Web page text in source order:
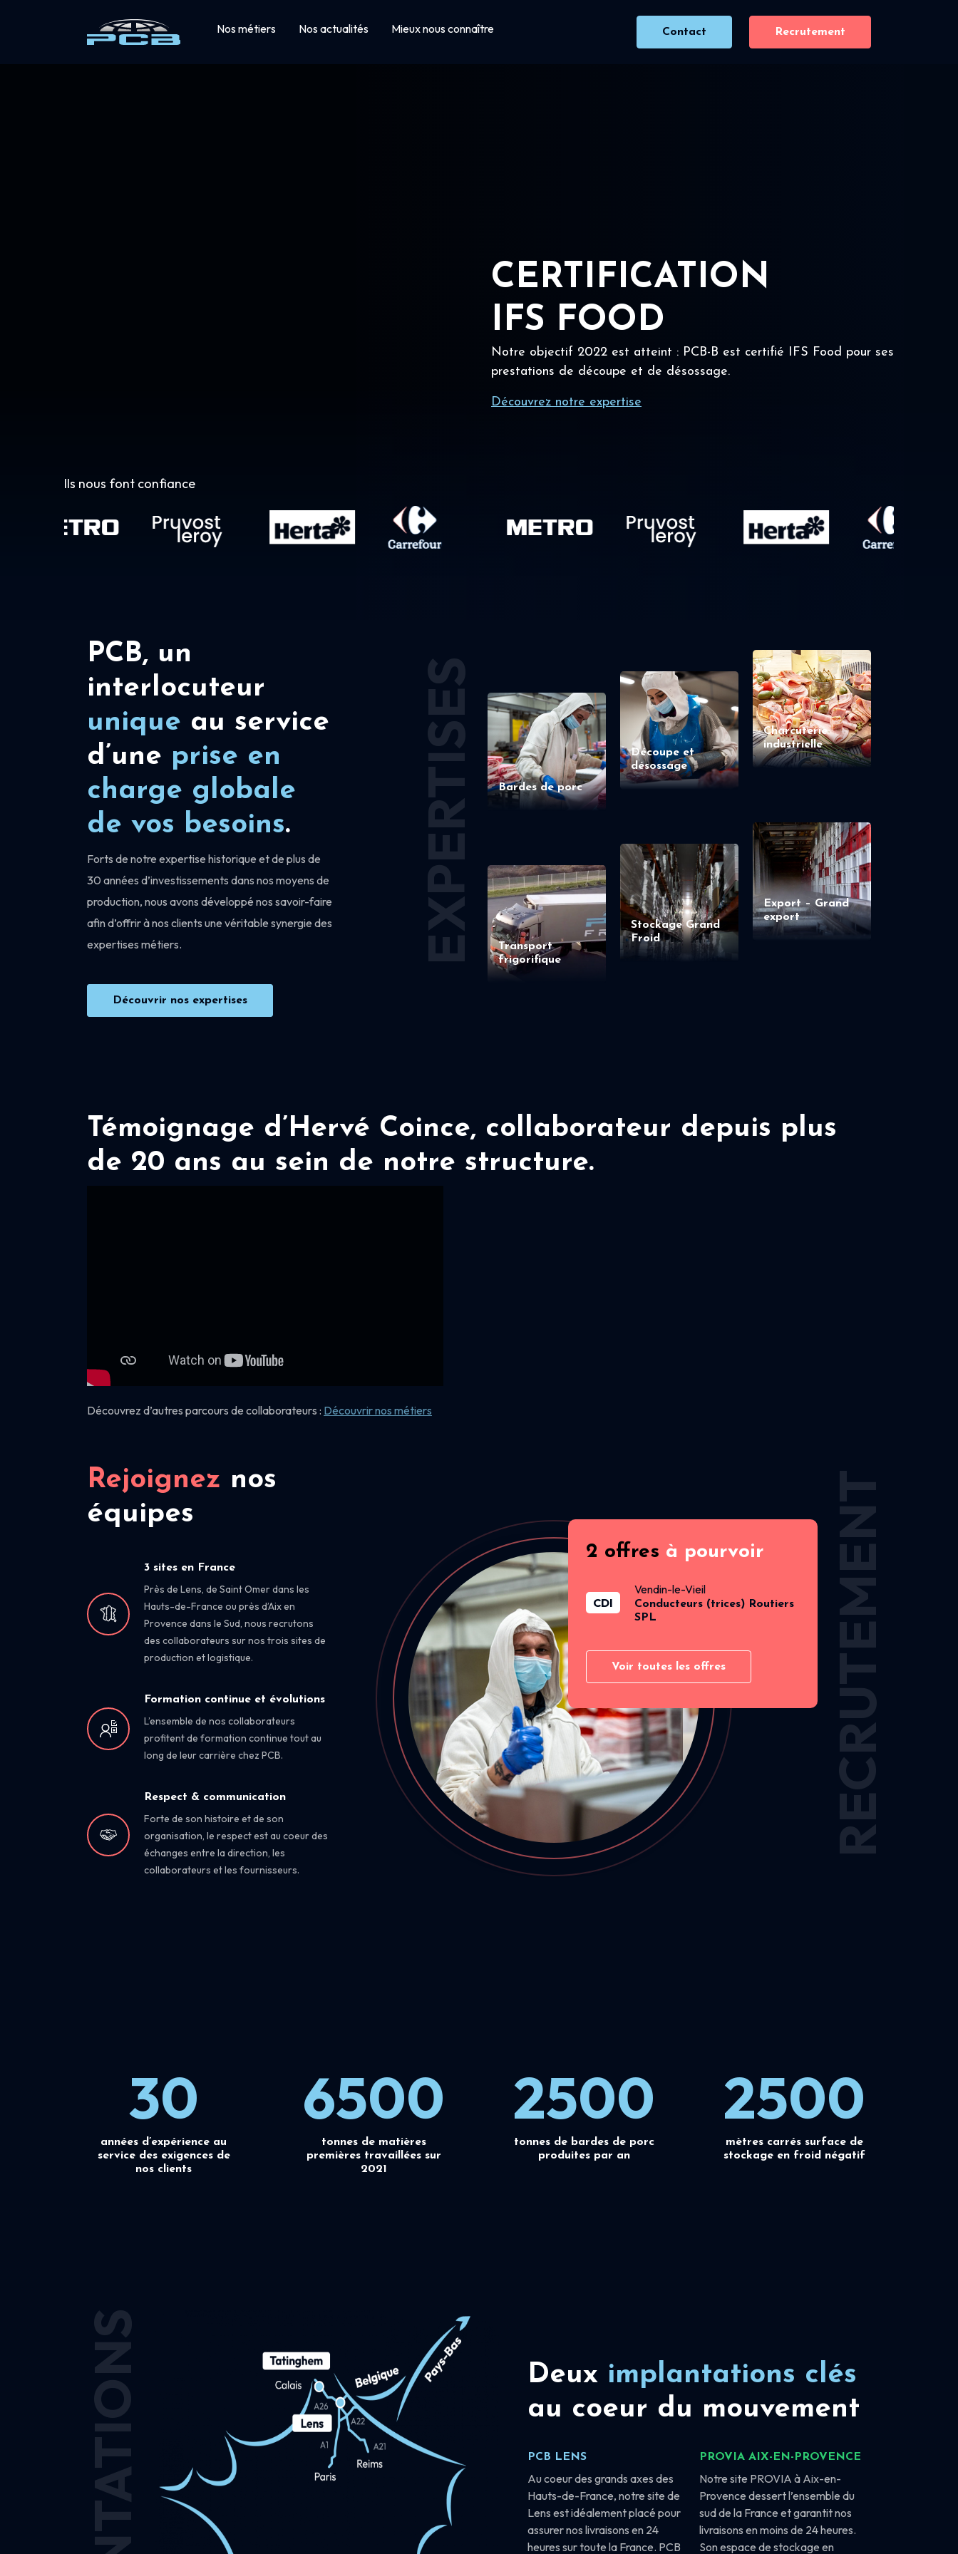
Nos métiers Nos actualités Mieux nous connaître Contact Recrutement
CERTIFICATION
IFS FOOD
Notre objectif 2022 est atteint : PCB-B est certifié IFS Food pour ses
prestations de découpe et de désossage.
Découvrez notre expertise
Ils nous font confiance
PCB, un
interlocuteur
unique au service
d’une prise en
charge globale
de vos besoins.
Forts de notre expertise historique et de plus de
30 années d’investissements dans nos moyens de
production, nous avons développé nos savoir-faire
afin d’offrir à nos clients une véritable synergie des
expertises métiers.
Découvrir nos expertises
EXPERTISES Bardes de porc
Découpe et
désossage
Charcuterie
industrielle
Transport
frigorifique
Stockage Grand
Froid
Export – Grand
export
Témoignage d’Hervé Coince, collaborateur depuis plus
de 20 ans au sein de notre structure.
Découvrez d’autres parcours de collaborateurs : Découvrir nos métiers
Rejoignez nos
équipes
3 sites en France
Près de Lens, de Saint Omer dans les
Hauts-de-France ou près d’Aix en
Provence dans le Sud, nous recrutons
des collaborateurs sur nos trois sites de
production et logistique.
Formation continue et évolutions
L’ensemble de nos collaborateurs
profitent de formation continue tout au
long de leur carrière chez PCB.
Respect & communication
Forte de son histoire et de son
organisation, le respect est au coeur des
échanges entre la direction, les
collaborateurs et les fournisseurs.
2 offres à pourvoir
CDI
Vendin-le-Vieil
Conducteurs (trices) Routiers
SPL
Voir toutes les offres RECRUTEMENT
30
années d’expérience au
service des exigences de
nos clients
6500
tonnes de matières
premières travaillées sur
2021
2500
tonnes de bardes de porc
produites par an
2500
mètres carrés surface de
stockage en froid négatif
Deux implantations clés
au coeur du mouvement
PCB LENS
Au coeur des grands axes des
Hauts-de-France, notre site de
Lens est idéalement placé pour
assurer nos livraisons en 24
heures sur toute la France. PCB
PROVIA AIX-EN-PROVENCE
Notre site PROVIA à Aix-en-
Provence dessert l’ensemble du
sud de la France et garantit nos
livraisons en moins de 24 heures.
Son espace de stockage en